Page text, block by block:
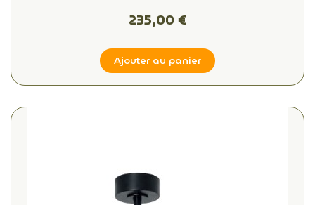
235,00 €
Ajouter au panier